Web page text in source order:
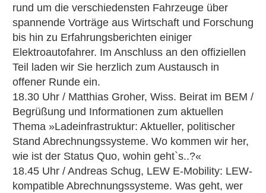
rund um die verschiedensten Fahrzeuge über
spannende Vorträge aus Wirtschaft und Forschung
bis hin zu Erfahrungsberichten einiger
Elektroautofahrer. Im Anschluss an den offiziellen
Teil laden wir Sie herzlich zum Austausch in
offener Runde ein.
18.30 Uhr / Matthias Groher, Wiss. Beirat im BEM /
Begrüßung und Informationen zum aktuellen
Thema »Ladeinfrastruktur: Aktueller, politischer
Stand Abrechnungssysteme. Wo kommen wir her,
wie ist der Status Quo, wohin geht`s..?«
18.45 Uhr / Andreas Schug, LEW E-Mobility: LEW-
kompatible Abrechnungssysteme. Was geht, wer